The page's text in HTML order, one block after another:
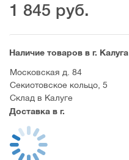
1 845 руб.
Наличие товаров в г. Калуга
Московская д. 84
Секиотовское кольцо, 5
Склад в Калуге
Доставка в г.